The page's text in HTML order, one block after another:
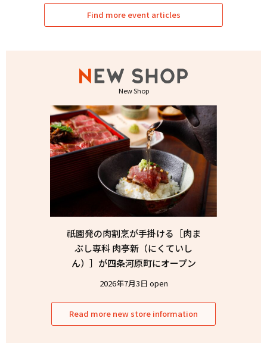
Find more event articles
New Shop
祇園発の肉割烹が手掛ける［肉ま
ぶし専科 肉亭新（にくていし
ん）］が四条河原町にオープン
2026年7月3日 open
Read more new store information